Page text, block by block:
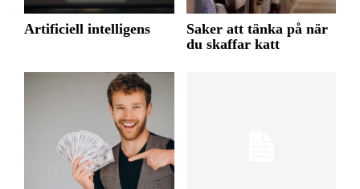
Artificiell intelligens
Saker att tänka på när
du skaffar katt